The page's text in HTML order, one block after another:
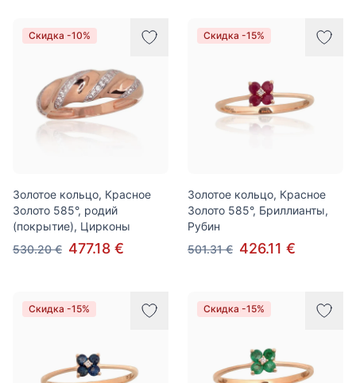
Скидка -10%
Золотое кольцо, Красное
Золото 585°, родий
(покрытие), Цирконы
530.20 € 477.18 €
Скидка -15%
Золотое кольцо, Красное
Золото 585°, Бриллианты,
Рубин
501.31 € 426.11 €
Скидка -15% Скидка -15%